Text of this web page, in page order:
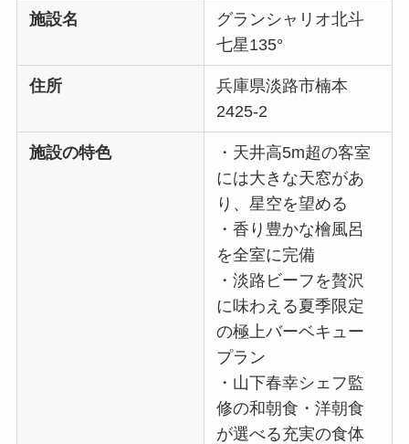
施設名
グランシャリオ北斗
七星135°
住所
兵庫県淡路市楠本
2425-2
施設の特色
・天井高5m超の客室
には大きな天窓があ
り、星空を望める
・香り豊かな檜風呂
を全室に完備
・淡路ビーフを贅沢
に味わえる夏季限定
の極上バーベキュー
プラン
・山下春幸シェフ監
修の和朝食・洋朝食
が選べる充実の食体